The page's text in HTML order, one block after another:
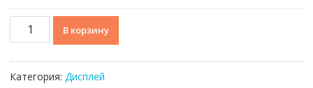
Количество
товара
iPhone
В корзину
Категория: Дисплей